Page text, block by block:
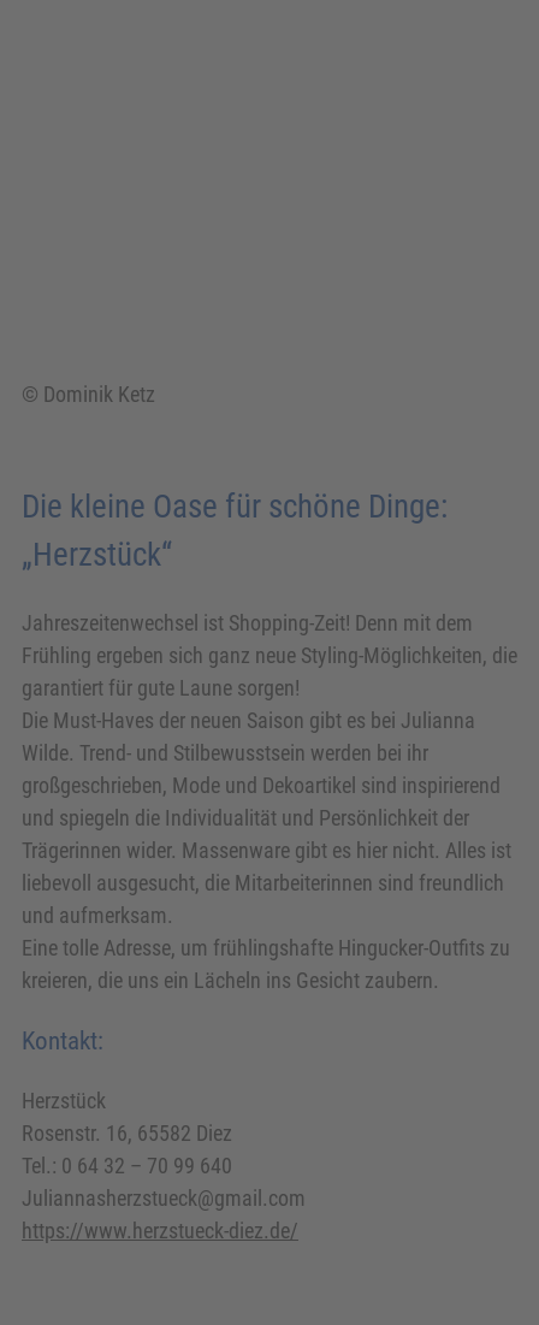
© Dominik Ketz
Die kleine Oase für schöne Dinge:
„Herzstück“
Jahreszeitenwechsel ist Shopping-Zeit! Denn mit dem
Frühling ergeben sich ganz neue Styling-Möglichkeiten, die
garantiert für gute Laune sorgen!
Die Must-Haves der neuen Saison gibt es bei Julianna
Wilde. Trend- und Stilbewusstsein werden bei ihr
großgeschrieben, Mode und Dekoartikel sind inspirierend
und spiegeln die Individualität und Persönlichkeit der
Trägerinnen wider. Massenware gibt es hier nicht. Alles ist
liebevoll ausgesucht, die Mitarbeiterinnen sind freundlich
und aufmerksam.
Eine tolle Adresse, um frühlingshafte Hingucker-Outfits zu
kreieren, die uns ein Lächeln ins Gesicht zaubern.
Kontakt:
Herzstück
Rosenstr. 16, 65582 Diez
Tel.: 0 64 32 – 70 99 640
Juliannasherzstueck@gmail.com
https://www.herzstueck-diez.de/